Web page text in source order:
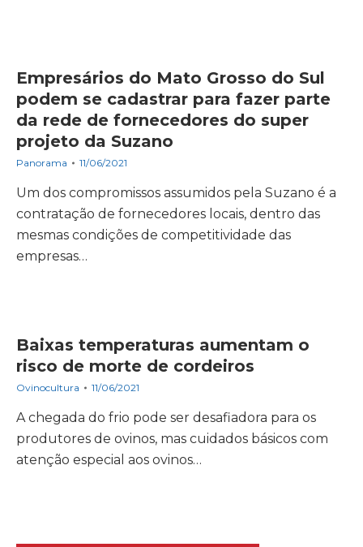
Empresários do Mato Grosso do Sul
podem se cadastrar para fazer parte
da rede de fornecedores do super
projeto da Suzano
Panorama 11/06/2021
Um dos compromissos assumidos pela Suzano é a
contratação de fornecedores locais, dentro das
mesmas condições de competitividade das
empresas…
Baixas temperaturas aumentam o
risco de morte de cordeiros
Ovinocultura 11/06/2021
A chegada do frio pode ser desafiadora para os
produtores de ovinos, mas cuidados básicos com
atenção especial aos ovinos…